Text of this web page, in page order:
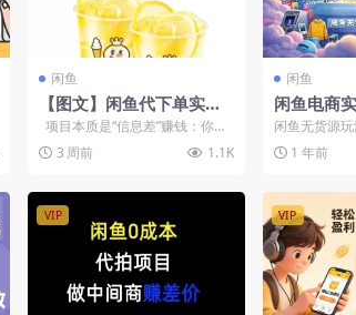
闲鱼
【图文】闲鱼代下单实
操，美团圈圈低价渠道轻
松赚差价
项目本质是“信息差”赚钱：你在
闲鱼上卖本地生活代下单服务...
3 周前 1.1K
闲鱼
闲鱼电商
始掌握无
选品、高
造高收益店
闲鱼无货源
通，解锁电商
鱼作为国内
1 年前
VIP VIP